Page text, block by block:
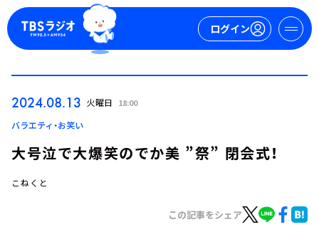
ログイン
ログイン
2024.08.13 火曜日 18:00
バラエティ・お笑い
大号泣で大爆笑のでか美 ”祭” 閉会式！
こねくと
この記事をシェア